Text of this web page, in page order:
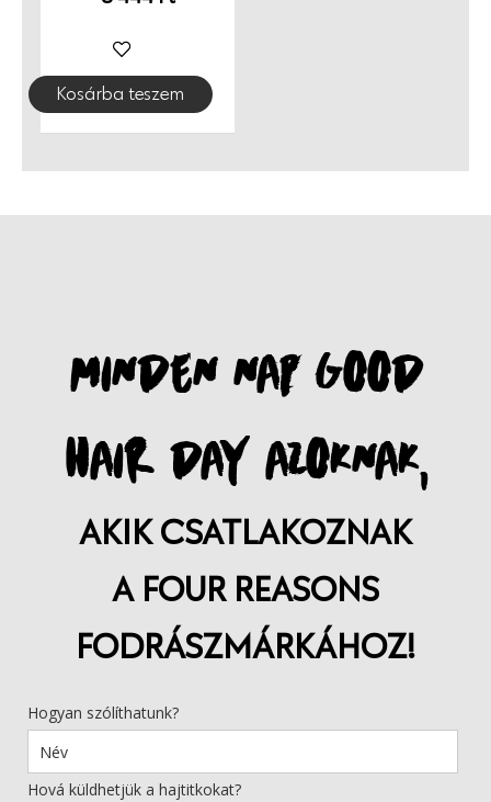
Kosárba teszem
MINDEN NAP GOOD
HAIR DAY AZOKNAK,
AKIK CSATLAKOZNAK
A FOUR REASONS
FODRÁSZMÁRKÁHOZ!
Hogyan szólíthatunk?
Hová küldhetjük a hajtitkokat?